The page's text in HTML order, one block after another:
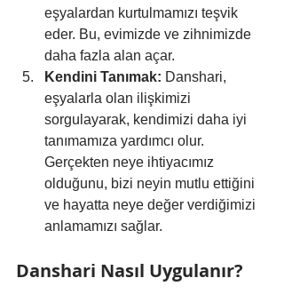
eşyalardan kurtulmamızı teşvik
eder. Bu, evimizde ve zihnimizde
daha fazla alan açar.
Kendini Tanımak: Danshari,
eşyalarla olan ilişkimizi
sorgulayarak, kendimizi daha iyi
tanımamıza yardımcı olur.
Gerçekten neye ihtiyacımız
olduğunu, bizi neyin mutlu ettiğini
ve hayatta neye değer verdiğimizi
anlamamızı sağlar.
Danshari Nasıl Uygulanır?